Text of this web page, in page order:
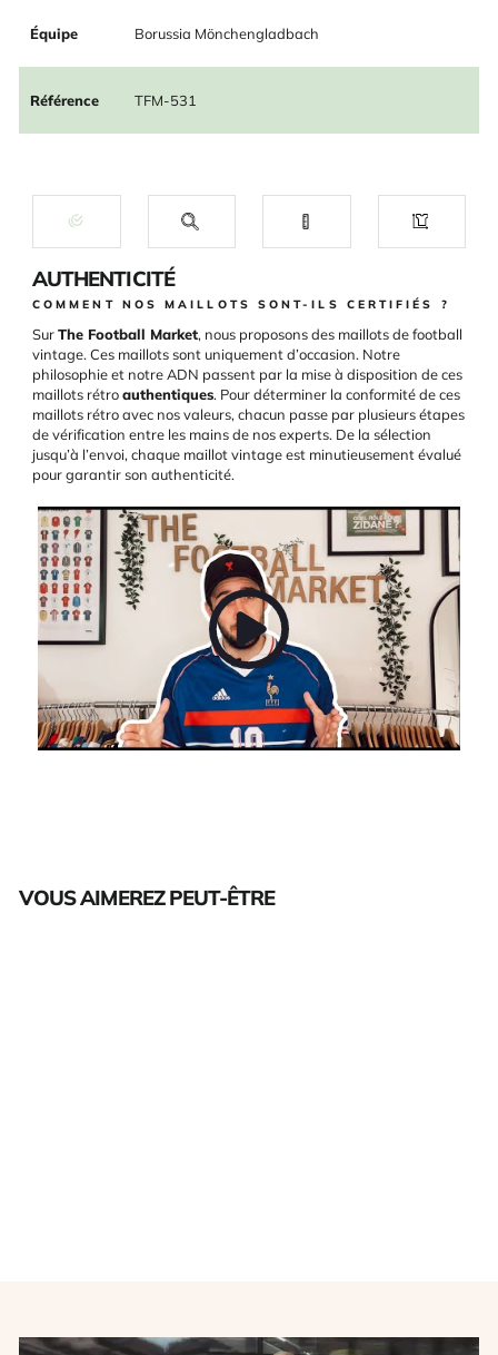
Équipe Borussia Mönchengladbach
Référence TFM-531
AUTHENTICITÉ
COMMENT NOS MAILLOTS SONT-ILS CERTIFIÉS ?
SurThe Football Market, nous proposons des maillots de football
vintage. Ces maillots sont uniquement d’occasion. Notre
philosophie et notre ADN passent par la mise à disposition de ces
maillots rétroauthentiques. Pour déterminer la conformité de ces
maillots rétro avec nos valeurs, chacun passe par plusieurs étapes
de vérification entre les mains de nos experts. De la sélection
jusqu’à l’envoi, chaque maillot vintage est minutieusement évalué
pour garantir son authenticité.
VOUS AIMEREZ PEUT-ÊTRE